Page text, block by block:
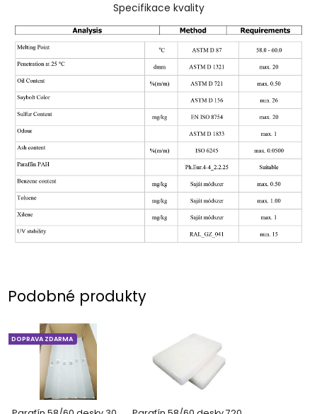
Specifikace kvality
Podobné produkty
DOPRAVA ZDARMA